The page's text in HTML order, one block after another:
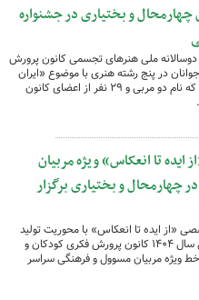
و بختیاری در جشنواره
ملی هنرهای تجسمی کانون پرورش
در پنج رشته هنری با موضوع «ایران
من» معرفی شدند که نام دو مربی و ۲۹ نفر از اعضای کانون
ایده تا انعکاس» ویژه مربیان
چهارمحال و بختیاری برگزار
«از ایده تا انعکاس» با محوریت تولید
محتوای دیجیتال، در چارچوب برنامه‌های آموزشی سال ۱۴۰۴ کانون پرورش فکری کودکان و
ویژه مربیان مسوول و فرهنگی سراسر